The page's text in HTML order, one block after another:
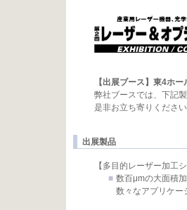
【出展ブース】東4ホ
弊社ブースでは、下記
是非お立ち寄りくださ
出展製品
【多目的レーザー加工
■ 数百μmの大面積
数々なアプリケー